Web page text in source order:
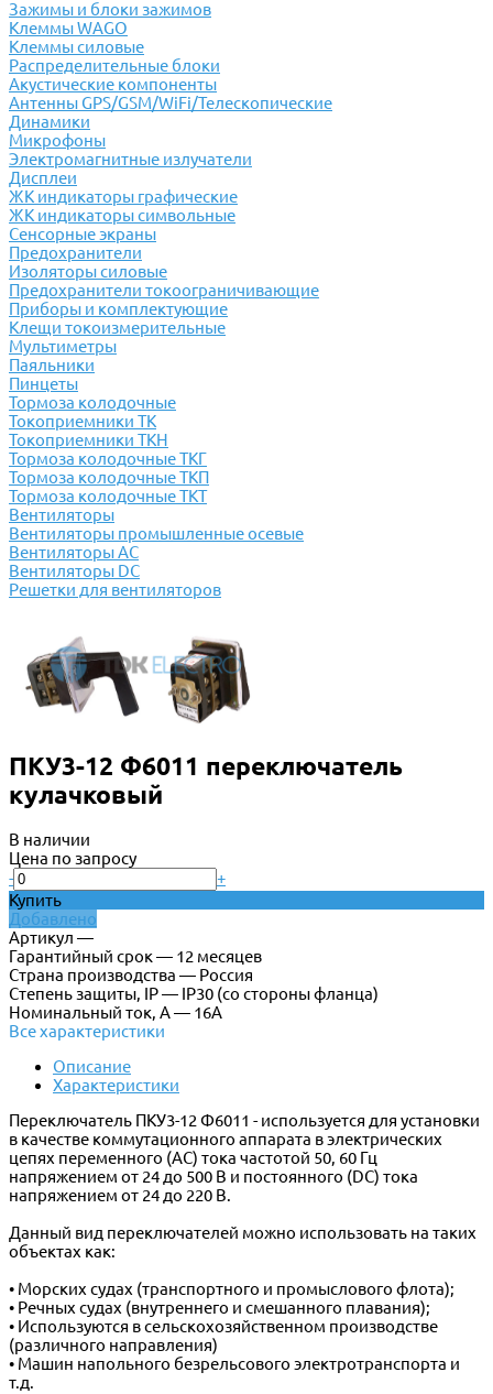
Зажимы и блоки зажимов
Клеммы WAGO
Клеммы силовые
Распределительные блоки
Акустические компоненты
Антенны GPS/GSM/WiFi/Телескопические
Динамики
Микрофоны
Электромагнитные излучатели
Дисплеи
ЖК индикаторы графические
ЖК индикаторы символьные
Сенсорные экраны
Предохранители
Изоляторы силовые
Предохранители токоограничивающие
Приборы и комплектующие
Клещи токоизмерительные
Мультиметры
Паяльники
Пинцеты
Тормоза колодочные
Токоприемники ТК
Токоприемники ТКН
Тормоза колодочные ТКГ
Тормоза колодочные ТКП
Тормоза колодочные ТКТ
Вентиляторы
Вентиляторы промышленные осевые
Вентиляторы АС
Вентиляторы DC
Решетки для вентиляторов
ПКУ3-12 Ф6011 переключатель
кулачковый
В наличии
Цена по запросу
-
+
Купить
Добавлено
Артикул —
Гарантийный срок — 12 месяцев
Страна производства — Россия
Степень защиты, IP — IP30 (со стороны фланца)
Номинальный ток, А — 16А
Все характеристики
Описание
Характеристики
Переключатель ПКУ3-12 Ф6011 - используется для установки
в качестве коммутационного аппарата в электрических
цепях переменного (АС) тока частотой 50, 60 Гц
напряжением от 24 до 500 В и постоянного (DC) тока
напряжением от 24 до 220 В.
Данный вид переключателей можно использовать на таких
объектах как:
• Морских судах (транспортного и промыслового флота);
• Речных судах (внутреннего и смешанного плавания);
• Используются в сельскохозяйственном производстве
(различного направления)
• Машин напольного безрельсового электротранспорта и
т.д.